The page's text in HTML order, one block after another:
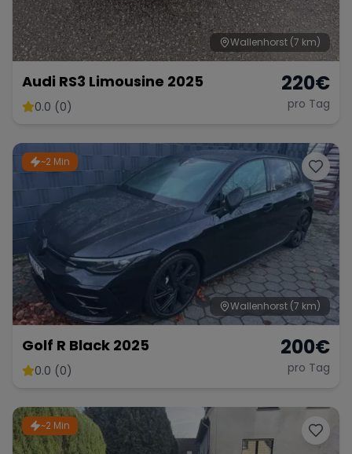
Bentley Rolls Royce Aston Martin
Bugatti
Corvette
Wallenhorst (7 km)
Audi RS3 Limousine 2025
0.0 (0)
220€
pro Tag
~2 Min
Wallenhorst (7 km)
Golf R Black 2025
0.0 (0)
200€
pro Tag
~2 Min